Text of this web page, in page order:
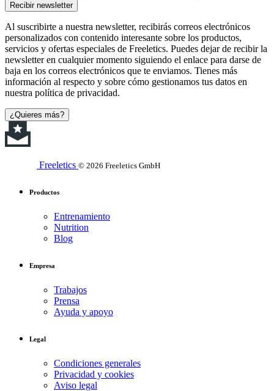
Recibir newsletter
Al suscribirte a nuestra newsletter, recibirás correos electrónicos
personalizados con contenido interesante sobre los productos,
servicios y ofertas especiales de Freeletics. Puedes dejar de recibir la
newsletter en cualquier momento siguiendo el enlace para darse de
baja en los correos electrónicos que te enviamos. Tienes más
información al respecto y sobre cómo gestionamos tus datos en
nuestra política de privacidad.
¿Quieres más?
Freeletics © 2026 Freeletics GmbH
Productos
Entrenamiento
Nutrition
Blog
Empresa
Trabajos
Prensa
Ayuda y apoyo
Legal
Condiciones generales
Privacidad y cookies
Aviso legal